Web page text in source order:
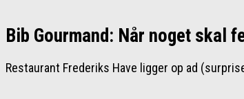
Bib Gourmand: Når noget skal
Restaurant Frederiks Have ligger op ad